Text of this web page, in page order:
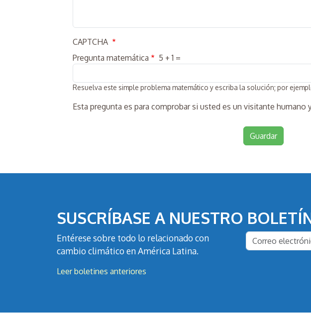
CAPTCHA
Pregunta matemática
5 + 1 =
Resuelva este simple problema matemático y escriba la solución; por
Esta pregunta es para comprobar si usted es un visitante
SUSCRÍBASE A NUESTRO
Entérese sobre todo lo relacionado con
cambio climático en América Latina.
Leer boletines anteriores